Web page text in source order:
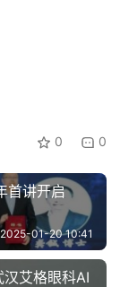
0 0
首讲开启
2025-01-20 10:41
艾格眼科AI